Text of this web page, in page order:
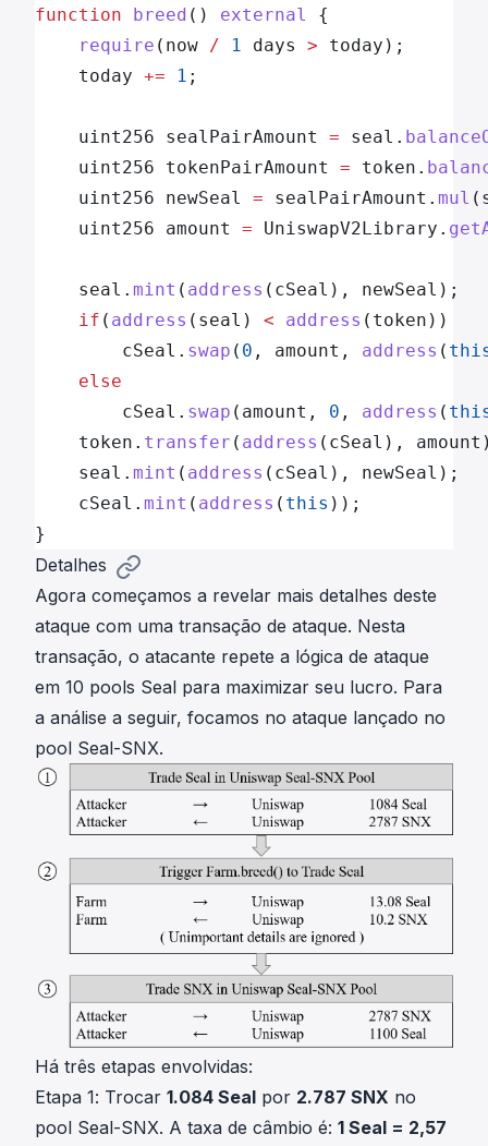
function breed () external
{
	require
(now / 1 days > today);
	today
+= 1 ;
	uint256 sealPairAmount
= seal.
	uint256 tokenPairAmount
= token.
	uint256 newSeal
= sealPairAmount. mul
	uint256 amount
= UniswapV2Library.
	seal.
mint ( address (cSeal), newSeal);
	if
( address (seal) < address (token))
    	cSeal.
swap ( 0 , amount, address (
	else
    	cSeal.
swap (amount, 0 , address (
	token.
transfer ( address (cSeal),
	seal.
mint ( address (cSeal), newSeal);
	cSeal.
mint ( address ( this ));
}
Detalhes
Agora começamos a revelar mais detalhes deste
ataque com uma transação de ataque. Nesta
transação, o atacante repete a lógica de ataque
em 10 pools Seal para maximizar seu lucro. Para
a análise a seguir, focamos no ataque lançado no
pool Seal-SNX.
Há três etapas envolvidas:
Etapa 1: Trocar 1.084 Seal por 2.787 SNX no
pool Seal-SNX. A taxa de câmbio é: 1 Seal = 2,57